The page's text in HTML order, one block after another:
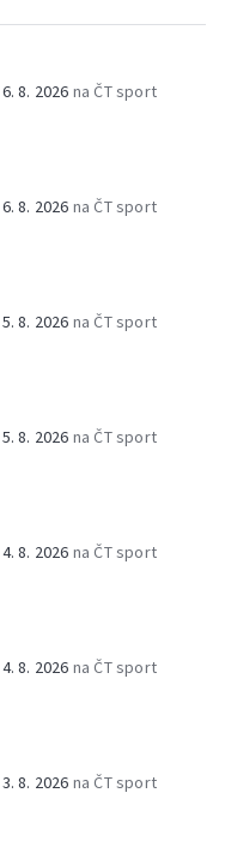
6. 8. 2026 na ČT sport
6. 8. 2026 na ČT sport
5. 8. 2026 na ČT sport
5. 8. 2026 na ČT sport
4. 8. 2026 na ČT sport
4. 8. 2026 na ČT sport
3. 8. 2026 na ČT sport